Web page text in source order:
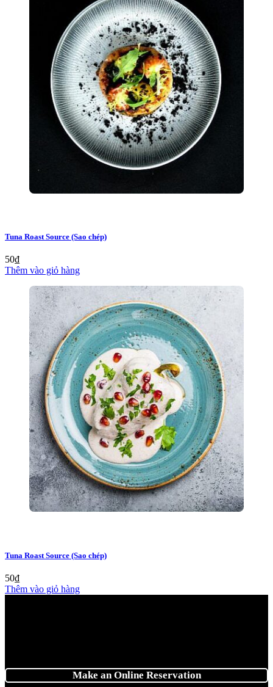
Tuna Roast Source (Sao chép)
50₫
Thêm vào giỏ hàng
Tuna Roast Source (Sao chép)
50₫
Thêm vào giỏ hàng
Make an Online Reservation